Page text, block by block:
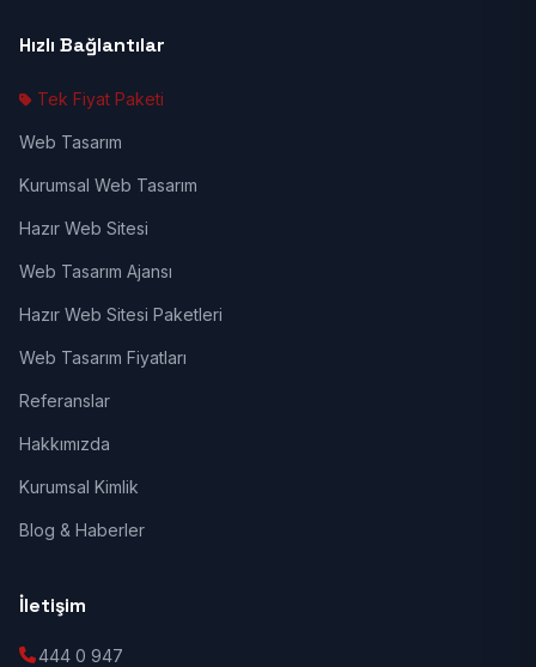
Hızlı Bağlantılar
Tek Fiyat Paketi
Web Tasarım
Kurumsal Web Tasarım
Hazır Web Sitesi
Web Tasarım Ajansı
Hazır Web Sitesi Paketleri
Web Tasarım Fiyatları
Referanslar
Hakkımızda
Kurumsal Kimlik
Blog & Haberler
İletişim
444 0 947